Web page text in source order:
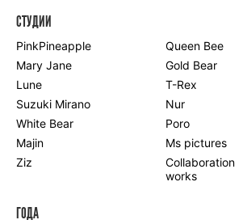
Гарем
Драма
Игры
Исторический
Магия
Фантастика
Фэнтези
Мистика
Попаданцы в
другой мир
Хентай
ПО ГОДУ
2023
СТУДИИ
PinkPineapple
Queen Bee
Mary Jane
Gold Bear
Lune
T-Rex
Suzuki Mirano
Nur
White Bear
Poro
Majin
Ms pictures
Ziz
Collaboration
works
ГОДА